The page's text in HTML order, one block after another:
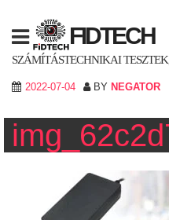
content
FIDTECH
SZÁMÍTÁSTECHNIKAI
2022-07-04 BY NEGATOR